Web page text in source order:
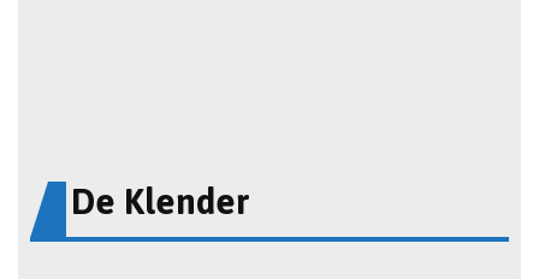
De Klender